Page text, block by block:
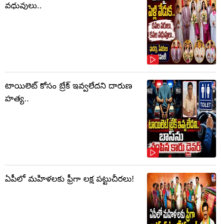
వధువులు..
టాయిలెట్‌ కోసం బ్రేక్‌ ఇవ్వలేదని దారుణ
హత్య..
ఏపీలో మహిళలకు ఫ్రీగా లక్ష పట్టుచీరలు!